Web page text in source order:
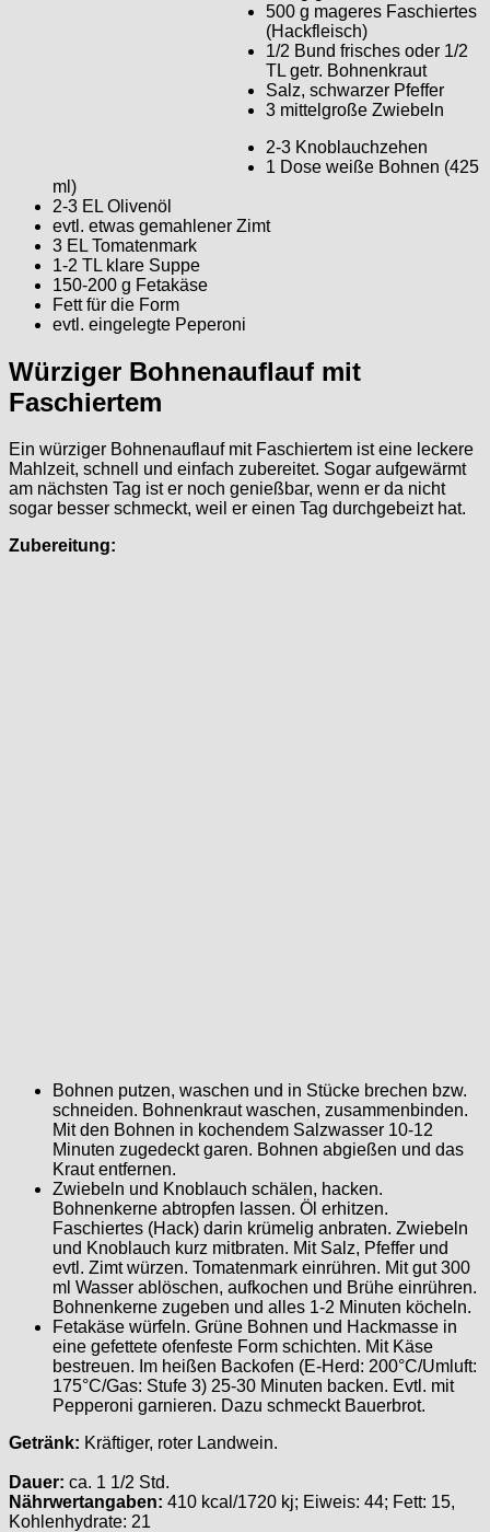
500 g mageres Faschiertes
(Hackfleisch)
1/2 Bund frisches oder 1/2
TL getr. Bohnenkraut
Salz, schwarzer Pfeffer
3 mittelgroße Zwiebeln
2-3 Knoblauchzehen
1 Dose weiße Bohnen (425
ml)
2-3 EL Olivenöl
evtl. etwas gemahlener Zimt
3 EL Tomatenmark
1-2 TL klare Suppe
150-200 g Fetakäse
Fett für die Form
evtl. eingelegte Peperoni
Würziger Bohnenauflauf mit
Faschiertem
Ein würziger Bohnenauflauf mit Faschiertem ist eine leckere
Mahlzeit, schnell und einfach zubereitet. Sogar aufgewärmt
am nächsten Tag ist er noch genießbar, wenn er da nicht
sogar besser schmeckt, weil er einen Tag durchgebeizt hat.
Zubereitung:
Bohnen putzen, waschen und in Stücke brechen bzw.
schneiden. Bohnenkraut waschen, zusammenbinden.
Mit den Bohnen in kochendem Salzwasser 10-12
Minuten zugedeckt garen. Bohnen abgießen und das
Kraut entfernen.
Zwiebeln und Knoblauch schälen, hacken.
Bohnenkerne abtropfen lassen. Öl erhitzen.
Faschiertes (Hack) darin krümelig anbraten. Zwiebeln
und Knoblauch kurz mitbraten. Mit Salz, Pfeffer und
evtl. Zimt würzen. Tomatenmark einrühren. Mit gut 300
ml Wasser ablöschen, aufkochen und Brühe einrühren.
Bohnenkerne zugeben und alles 1-2 Minuten köcheln.
Fetakäse würfeln. Grüne Bohnen und Hackmasse in
eine gefettete ofenfeste Form schichten. Mit Käse
bestreuen. Im heißen Backofen (E-Herd: 200°C/Umluft:
175°C/Gas: Stufe 3) 25-30 Minuten backen. Evtl. mit
Pepperoni garnieren. Dazu schmeckt Bauerbrot.
Getränk: Kräftiger, roter Landwein.
Dauer: ca. 1 1/2 Std.
Nährwertangaben: 410 kcal/1720 kj; Eiweis: 44; Fett: 15,
Kohlenhydrate: 21